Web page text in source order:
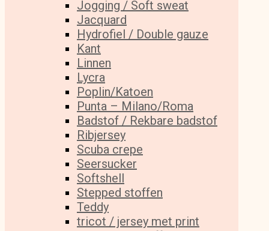
Jogging / Soft sweat
Jacquard
Hydrofiel / Double gauze
Kant
Linnen
Lycra
Poplin/Katoen
Punta – Milano/Roma
Badstof / Rekbare badstof
Ribjersey
Scuba crepe
Seersucker
Softshell
Stepped stoffen
Teddy
tricot / jersey met print